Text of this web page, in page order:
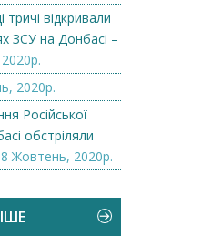
тричі відкривали
ЗСУ на Донбасі –
2020р.
Російської
обстріляли
8 Жовтень, 2020р.